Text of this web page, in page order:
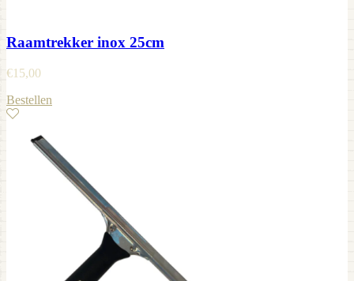
Raamtrekker inox 25cm
€15,00
Bestellen